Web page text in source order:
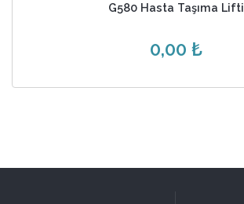
G580 Hasta Taşıma Lifti
0,00 ₺